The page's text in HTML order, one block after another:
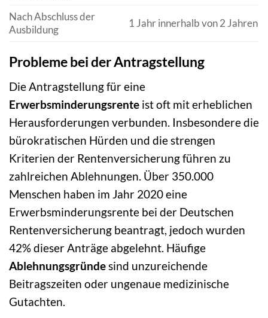
Nach Abschluss der
Ausbildung
1 Jahr innerhalb von 2 Jahren
Probleme bei der Antragstellung
Die Antragstellung für eine
Erwerbsminderungsrente ist oft mit erheblichen
Herausforderungen verbunden. Insbesondere die
bürokratischen Hürden und die strengen
Kriterien der Rentenversicherung führen zu
zahlreichen Ablehnungen. Über 350.000
Menschen haben im Jahr 2020 eine
Erwerbsminderungsrente bei der Deutschen
Rentenversicherung beantragt, jedoch wurden
42% dieser Anträge abgelehnt. Häufige
Ablehnungsgründesind unzureichende
Beitragszeiten oder ungenaue medizinische
Gutachten.